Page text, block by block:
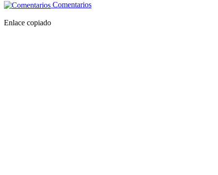
Comentarios
Enlace copiado